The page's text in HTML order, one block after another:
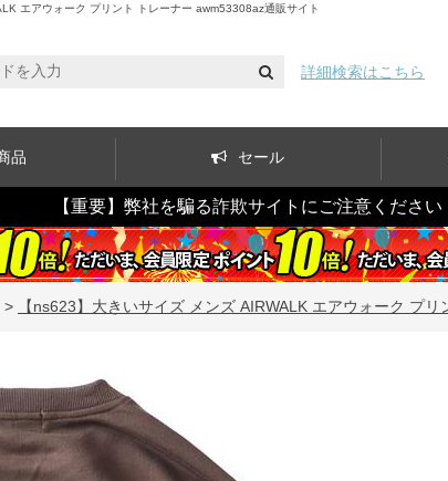
エアウォーク プリント トレーナー awm53308az通販サイト
詳細検索はこちら
品 セール
【重要】弊社を騙る詐欺サイトにご注意ください
> 【ns623】大きいサイズ メンズ AIRWALK エアウォーク プ